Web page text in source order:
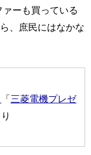
ーも買っている
、庶民にはなかな
「三菱電機プレゼ